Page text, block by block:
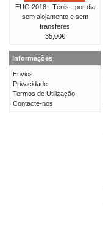
EUG 2018 - Ténis - por dia
sem alojamento e sem
transferes
35,00€
Informações
Envios
Privacidade
Termos de Utilização
Contacte-nos